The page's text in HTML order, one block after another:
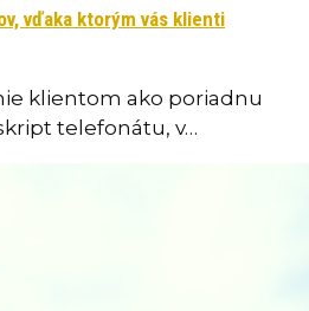
vďaka ktorým vás klienti
klientom ako poriadnu
telefonátu, v…